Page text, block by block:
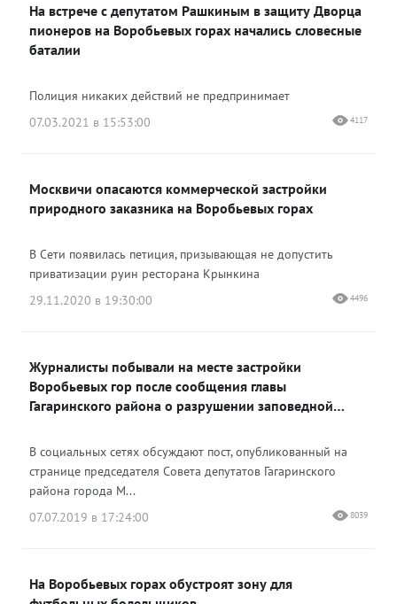
Одноклассники
На встрече с депутатом Рашкиным в защиту Дворца
пионеров на Воробьевых горах начались словесные
баталии
Полиция никаких действий не предпринимает
07.03.2021 в 15:53:00
4117
Москвичи опасаются коммерческой застройки
природного заказника на Воробьевых горах
В Сети появилась петиция, призывающая не допустить
приватизации руин ресторана Крынкина
29.11.2020 в 19:30:00
4496
Журналисты побывали на месте застройки
Воробьевых гор после сообщения главы
Гагаринского района о разрушении заповедной
В социальных сетях обсуждают пост, опубликованный на
странице председателя Совета депутатов Гагаринского
района города М...
07.07.2019 в 17:24:00
8039
На Воробьевых горах обустроят зону для